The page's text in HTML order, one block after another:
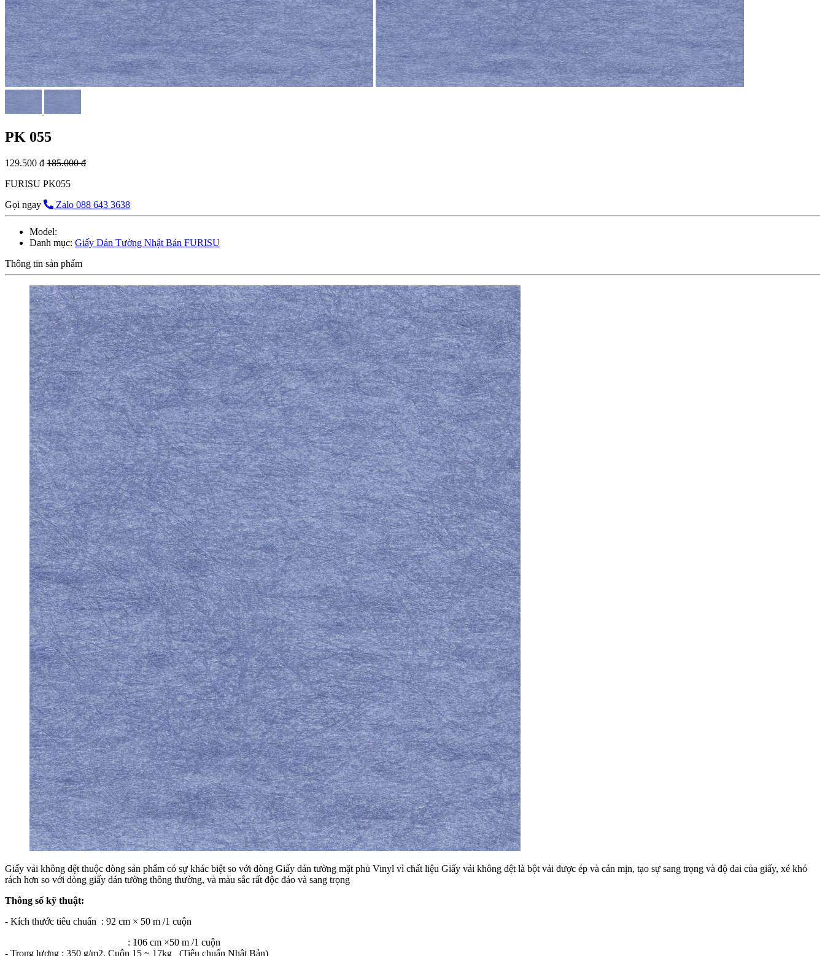
PK 055
129.500 đ 185.000 đ
FURISU PK055
Gọi ngay
Zalo 088 643 3638
Model:
Danh mục: Giấy Dán Tường Nhật Bản FURISU
Thông tin sản phẩm
Giấy vải không dệt thuộc dòng sản phẩm có sự khác biệt so với dòng Giấy dán tường mặt phủ Vinyl vì chất liệu Giấy vải không dệt là bột vải được ép và cán mịn, tạo sự sang trọng và độ dai của giấy, xé khó
rách hơn so với dòng giấy dán tường thông thường, và màu sắc rất độc đáo và sang trọng
Thông số kỹ thuật:
- Kích thước tiêu chuẩn : 92 cm × 50 m /1 cuộn
: 106 cm ×50 m /1 cuộn
- Trọng lượng : 350 g/m2. Cuộn 15 ~ 17kg (Tiêu chuẩn Nhật Bản)